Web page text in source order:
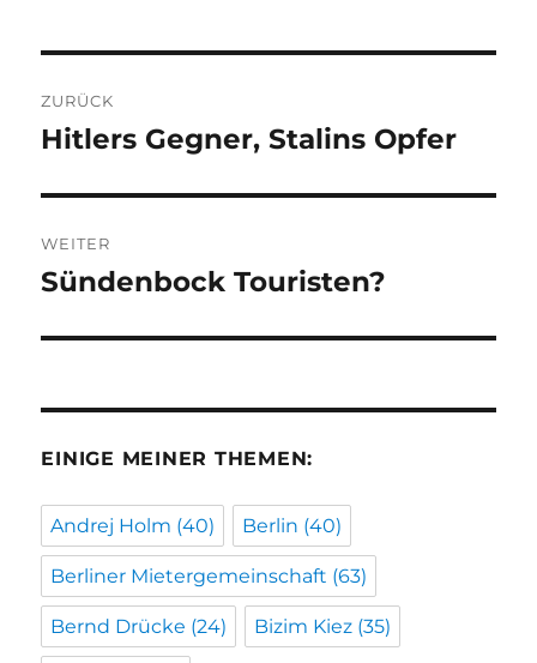
ZURÜCK
Vorheriger
Hitlers Gegner, Stalins Opfer
WEITER
Nächster
Sündenbock Touristen?
EINIGE MEINER THEMEN:
Andrej Holm (40) Berlin (40)
Berliner Mietergemeinschaft (63)
Bernd Drücke (24) Bizim Kiez (35)